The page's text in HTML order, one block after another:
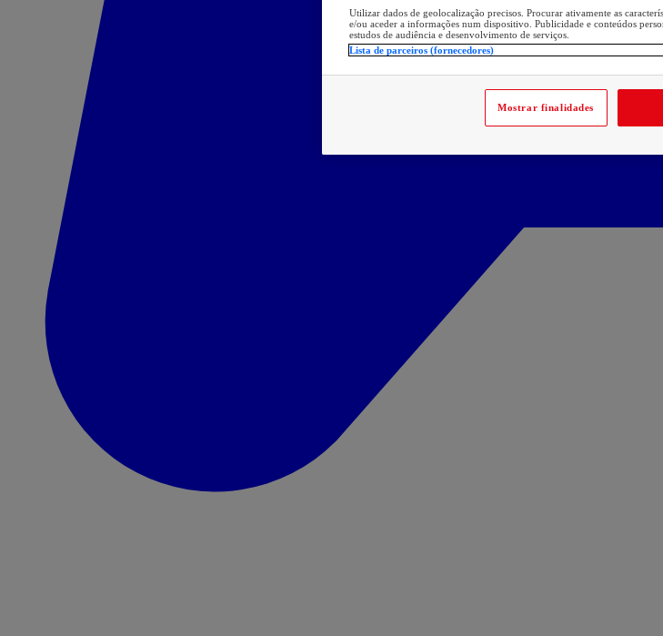
Utilizar dados de geolocalização precisos. Procurar ativamente as
e/ou aceder a informações num dispositivo. Publicidade e conteúdos
estudos de audiência e desenvolvimento de serviços.
Lista de parceiros (fornecedores)
Mostrar finalidades